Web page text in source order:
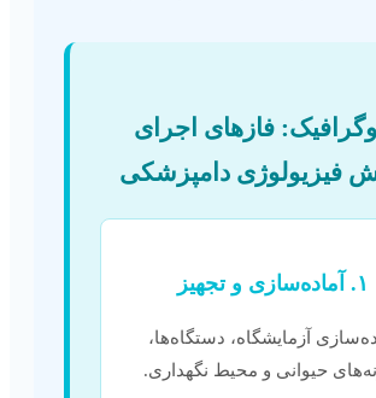
فازهای اجرای
فیزیولوژی دامپزشکی
۱. آماده‌سازی و تجهیز
آزمایشگاه، دستگاه‌ها،
حیوانی و محیط نگهداری.